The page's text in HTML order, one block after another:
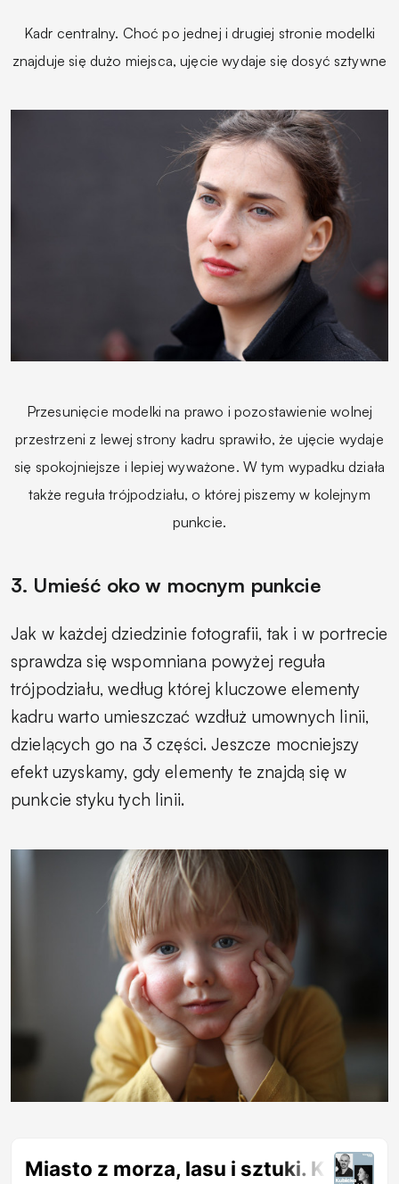
Kadr centralny. Choć po jednej i drugiej stronie modelki
znajduje się dużo miejsca, ujęcie wydaje się dosyć sztywne
Przesunięcie modelki na prawo i pozostawienie wolnej
przestrzeni z lewej strony kadru sprawiło, że ujęcie wydaje
się spokojniejsze i lepiej wyważone. W tym wypadku działa
także reguła trójpodziału, o której piszemy w kolejnym
punkcie.
3. Umieść oko w mocnym punkcie
Jak w każdej dziedzinie fotografii, tak i w portrecie
sprawdza się wspomniana powyżej reguła
trójpodziału, według której kluczowe elementy
kadru warto umieszczać wzdłuż umownych linii,
dzielących go na 3 części. Jeszcze mocniejszy
efekt uzyskamy, gdy elementy te znajdą się w
punkcie styku tych linii.